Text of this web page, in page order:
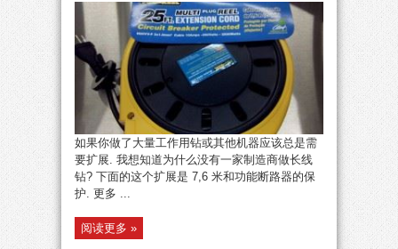
如果你做了大量工作用钻或其他机器应该总是需
要扩展. 我想知道为什么没有一家制造商做长线
钻? 下面的这个扩展是 7,6 米和功能断路器的保
护. 更多 ...
阅读更多 »